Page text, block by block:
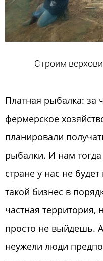
Строим
Платная рыбалка: за
фермерское
планировали
рыбалки. И нам
стране у нас не
такой бизнес в
частная территория,
просто не выйдешь.
неужели люди